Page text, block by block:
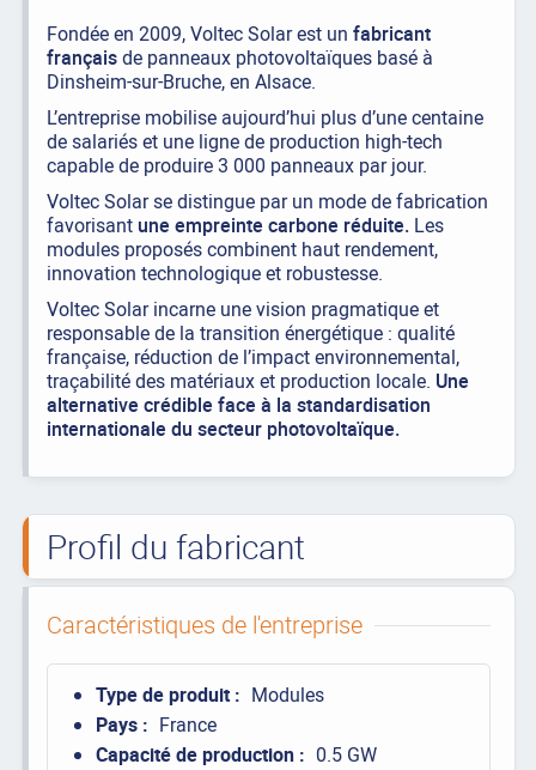
Fondée en 2009, Voltec Solar est un fabricant
françaisde panneaux photovoltaïques basé à
Dinsheim-sur-Bruche, en Alsace.
L’entreprise mobilise aujourd’hui plus d’une centaine
de salariés et une ligne de production high-tech
capable de produire 3 000 panneaux par jour.
Voltec Solar se distingue par un mode de fabrication
favorisant une empreinte carbone réduite.Les
modules proposés combinent haut rendement,
innovation technologique et robustesse.
Voltec Solar incarne une vision pragmatique et
responsable de la transition énergétique : qualité
française, réduction de l’impact environnemental,
traçabilité des matériaux et production locale. Une
alternative crédible face à la standardisation
internationale du secteur photovoltaïque.
Profil du fabricant
Caractéristiques de l'entreprise
Type de produit : Modules
Pays : France
Capacité de production : 0.5 GW